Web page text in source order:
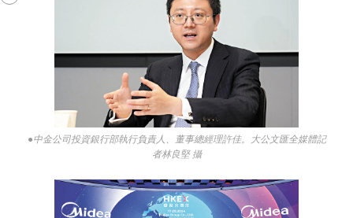
●中金公司投資銀行部執行負責人、董事總經理許佳。大公文匯全媒體記
者林良堅 攝